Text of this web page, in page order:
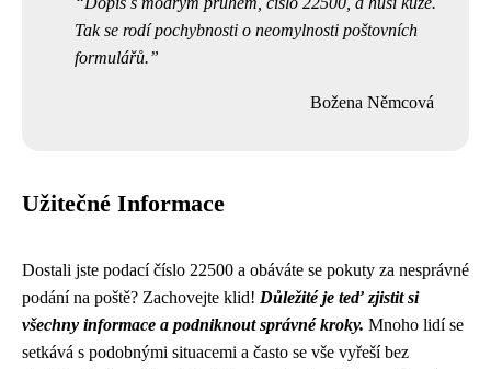
Tak se rodí pochybnosti o neomylnosti poštovních
formulářů.
Božena Němcová
Užitečné Informace
Dostali jste podací číslo 22500 a obáváte se pokuty za nesprávné
podání na poště? Zachovejte klid! Důležité je teď zjistit si
všechny informace a podniknout správné kroky. Mnoho lidí se
setkává s podobnými situacemi a často se vše vyřeší bez